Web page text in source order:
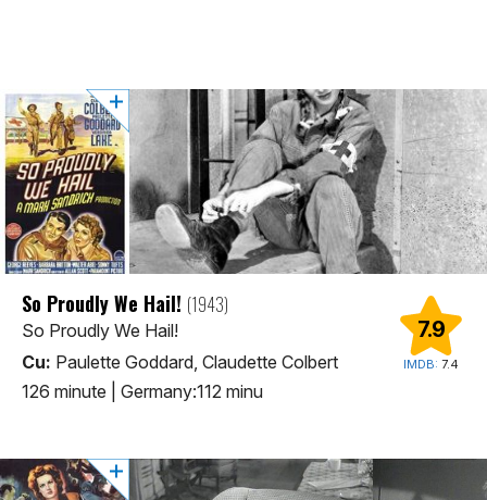
7.9
IMDB: 7.4
So Proudly We Hail! (1943)
So Proudly We Hail!
Cu: Paulette Goddard, Claudette Colbert
126 minute | Germany:112 minu